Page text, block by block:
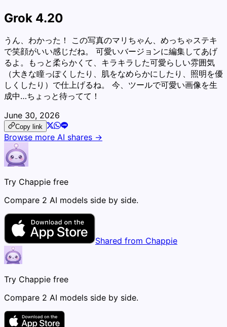
Grok 4.20
うん、わかった！ この写真のマリちゃん、めっちゃステキ
で笑顔がいい感じだね。 可愛いバージョンに編集してあげ
るよ。もっと柔らかくて、キラキラした可愛らしい雰囲気
（大きな瞳っぽくしたり、肌をなめらかにしたり、照明を優
しくしたり）で仕上げるね。 今、ツールで可愛い画像を生
成中…ちょっと待ってて！
June 30, 2026
Copy link
Browse more AI shares →
Try Chappie free
Compare 2 AI models side by side.
Shared from Chappie
Try Chappie free
Compare 2 AI models side by side.